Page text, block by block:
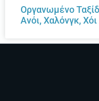
Οργανωμένο
Ανόι, Χαλόνγκ,